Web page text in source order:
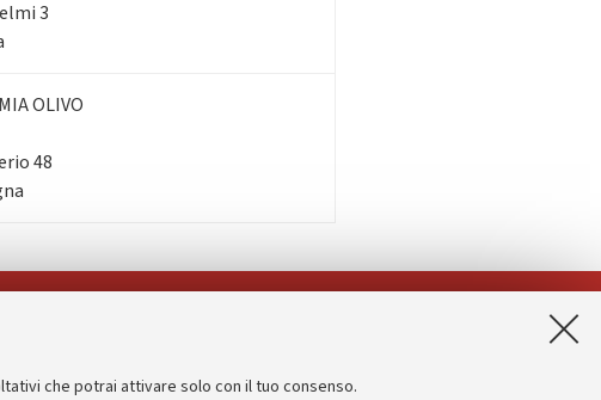
che potrai attivare solo con il tuo consenso.
3
OLIVO
48